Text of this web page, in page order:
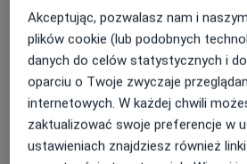
mgr Wiktoria Reszka
Psycholog·Więcej
4 opinie
Adres Online 1
Hugona Kołłątaja 1, Otwock •
Akceptując, pozwalasz nam i
plików cookie (lub podobnych
danych do celów statystycznych i
oparciu o Twoje zwyczaje
internetowych. W każdej chwili
zaktualizować swoje preferencje w
ustawieniach znajdziesz również